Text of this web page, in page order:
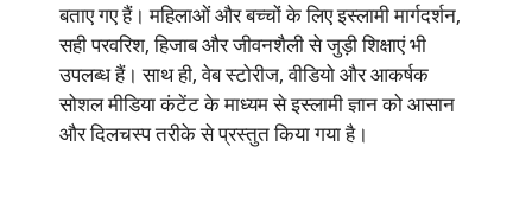
बताए गए हैं। महिलाओं और बच्चों के लिए इस्लामी मार्गदर्शन,
सही परवरिश, हिजाब और जीवनशैली से जुड़ी शिक्षाएं भी
उपलब्ध हैं। साथ ही, वेब स्टोरीज, वीडियो और आकर्षक
सोशल मीडिया कंटेंट के माध्यम से इस्लामी ज्ञान को आसान
और दिलचस्प तरीके से प्रस्तुत किया गया है।